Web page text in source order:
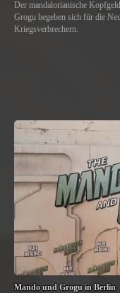
Der mandalorianische
Grogu begeben sich für die
Kriegsverbrechern.
Mando und Grogu in Berlin